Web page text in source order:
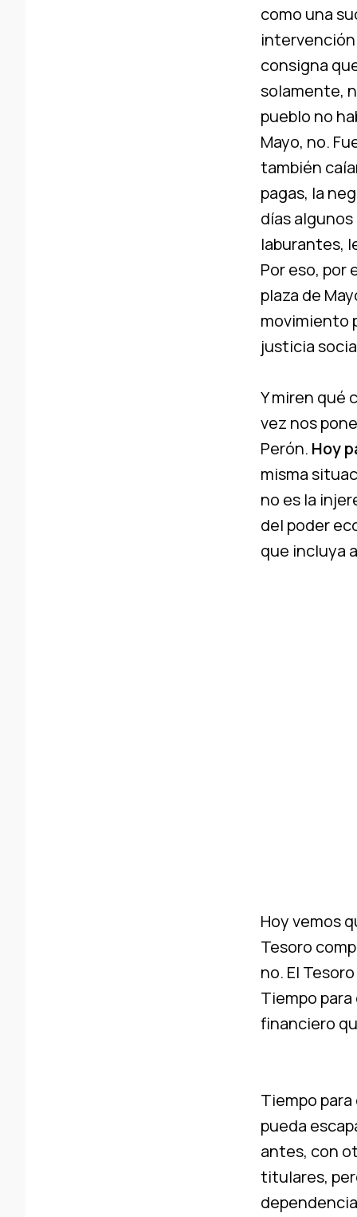
como una
consigna
solamente,
pueblo no
Mayo, no.
también
pagas, la
días
laburantes,
Por eso, por
plaza de
movimiento
justicia
Y miren qué
vez nos
Perón. Hoy
misma
no es la
del poder
que incluya
Hoy vemos
Tesoro
no. El
Tiempo
financiero
Tiempo
pueda
antes, con
titulares,